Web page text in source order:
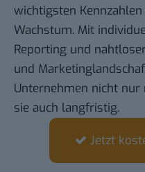
wichtigsten
Wachstum. Mit
Reporting und
und
Unternehmen nicht nur
sie auch langfristig.
Jetzt